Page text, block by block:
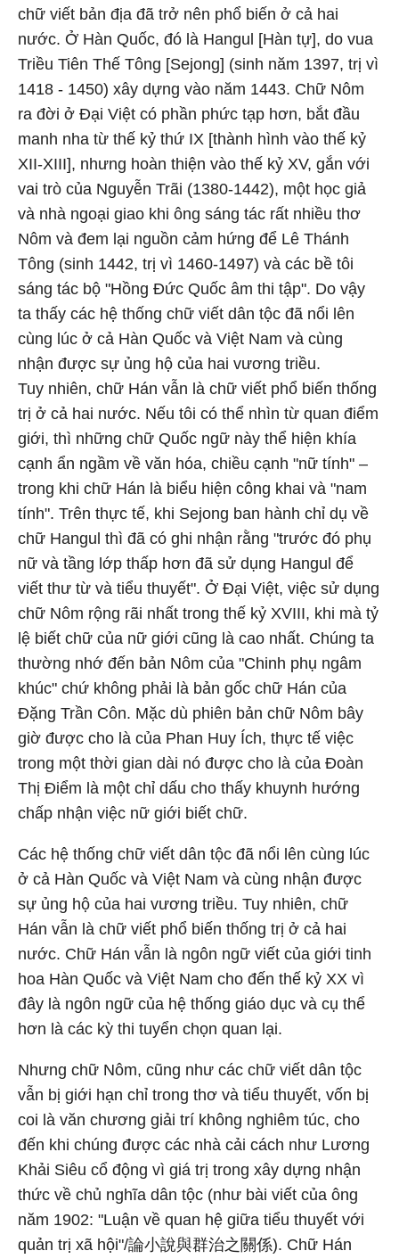
chữ viết bản địa đã trở nên phổ biến ở cả hai
nước. Ở Hàn Quốc, đó là Hangul [Hàn tự], do vua
Triều Tiên Thế Tông [Sejong] (sinh năm 1397, trị vì
1418 - 1450) xây dựng vào năm 1443. Chữ Nôm
ra đời ở Đại Việt có phần phức tạp hơn, bắt đầu
manh nha từ thế kỷ thứ IX [thành hình vào thế kỷ
XII-XIII], nhưng hoàn thiện vào thế kỷ XV, gắn với
vai trò của Nguyễn Trãi (1380-1442), một học giả
và nhà ngoại giao khi ông sáng tác rất nhiều thơ
Nôm và đem lại nguồn cảm hứng để Lê Thánh
Tông (sinh 1442, trị vì 1460-1497) và các bề tôi
sáng tác bộ "Hồng Đức Quốc âm thi tập". Do vậy
ta thấy các hệ thống chữ viết dân tộc đã nổi lên
cùng lúc ở cả Hàn Quốc và Việt Nam và cùng
nhận được sự ủng hộ của hai vương triều.
Tuy nhiên, chữ Hán vẫn là chữ viết phổ biến thống
trị ở cả hai nước. Nếu tôi có thể nhìn từ quan điểm
giới, thì những chữ Quốc ngữ này thể hiện khía
cạnh ẩn ngầm về văn hóa, chiều cạnh "nữ tính" –
trong khi chữ Hán là biểu hiện công khai và "nam
tính". Trên thực tế, khi Sejong ban hành chỉ dụ về
chữ Hangul thì đã có ghi nhận rằng "trước đó phụ
nữ và tầng lớp thấp hơn đã sử dụng Hangul để
viết thư từ và tiểu thuyết". Ở Đại Việt, việc sử dụng
chữ Nôm rộng rãi nhất trong thế kỷ XVIII, khi mà tỷ
lệ biết chữ của nữ giới cũng là cao nhất. Chúng ta
thường nhớ đến bản Nôm của "Chinh phụ ngâm
khúc" chứ không phải là bản gốc chữ Hán của
Đặng Trần Côn. Mặc dù phiên bản chữ Nôm bây
giờ được cho là của Phan Huy Ích, thực tế việc
trong một thời gian dài nó được cho là của Đoàn
Thị Điểm là một chỉ dấu cho thấy khuynh hướng
chấp nhận việc nữ giới biết chữ.
Các hệ thống chữ viết dân tộc đã nổi lên cùng lúc
ở cả Hàn Quốc và Việt Nam và cùng nhận được
sự ủng hộ của hai vương triều. Tuy nhiên, chữ
Hán vẫn là chữ viết phổ biến thống trị ở cả hai
nước. Chữ Hán vẫn là ngôn ngữ viết của giới tinh
hoa Hàn Quốc và Việt Nam cho đến thế kỷ XX vì
đây là ngôn ngữ của hệ thống giáo dục và cụ thể
hơn là các kỳ thi tuyển chọn quan lại.
Nhưng chữ Nôm, cũng như các chữ viết dân tộc
vẫn bị giới hạn chỉ trong thơ và tiểu thuyết, vốn bị
coi là văn chương giải trí không nghiêm túc, cho
đến khi chúng được các nhà cải cách như Lương
Khải Siêu cổ động vì giá trị trong xây dựng nhận
thức về chủ nghĩa dân tộc (như bài viết của ông
năm 1902: "Luận về quan hệ giữa tiểu thuyết với
quản trị xã hội"/論小說與群治之關係). Chữ Hán